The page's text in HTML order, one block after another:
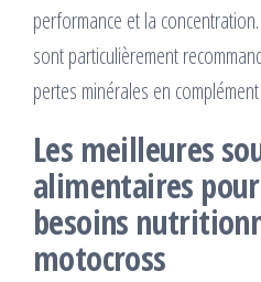
performance et la
sont particulièrement
pertes minérales en complément
Les meilleures
alimentaires
besoins
motocross